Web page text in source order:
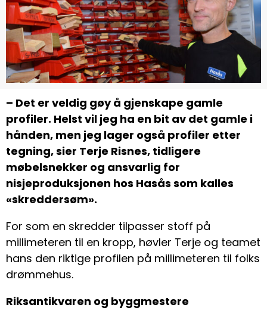
– Det er veldig gøy å gjenskape gamle
profiler. Helst vil jeg ha en bit av det gamle i
hånden, men jeg lager også profiler etter
tegning, sier Terje Risnes, tidligere
møbelsnekker og ansvarlig for
nisjeproduksjonen hos Hasås som kalles
«skreddersøm».
For som en skredder tilpasser stoff på
millimeteren til en kropp, høvler Terje og teamet
hans den riktige profilen på millimeteren til folks
drømmehus.
Riksantikvaren og byggmestere